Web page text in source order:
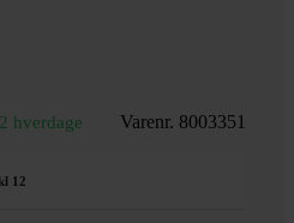
hverdage Varenr. 8003351
12